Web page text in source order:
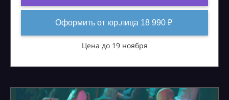
Оформить от юр.лица 18 990 ₽
Цена до 19 ноября